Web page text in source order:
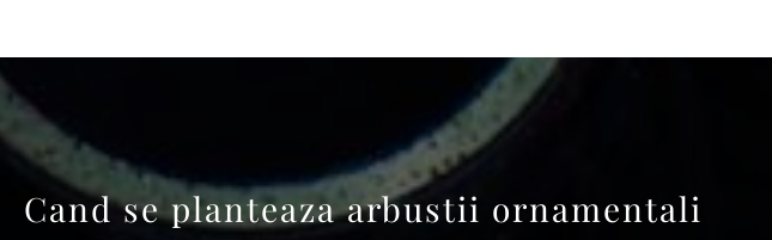
Cand se planteaza arbustii ornamentali